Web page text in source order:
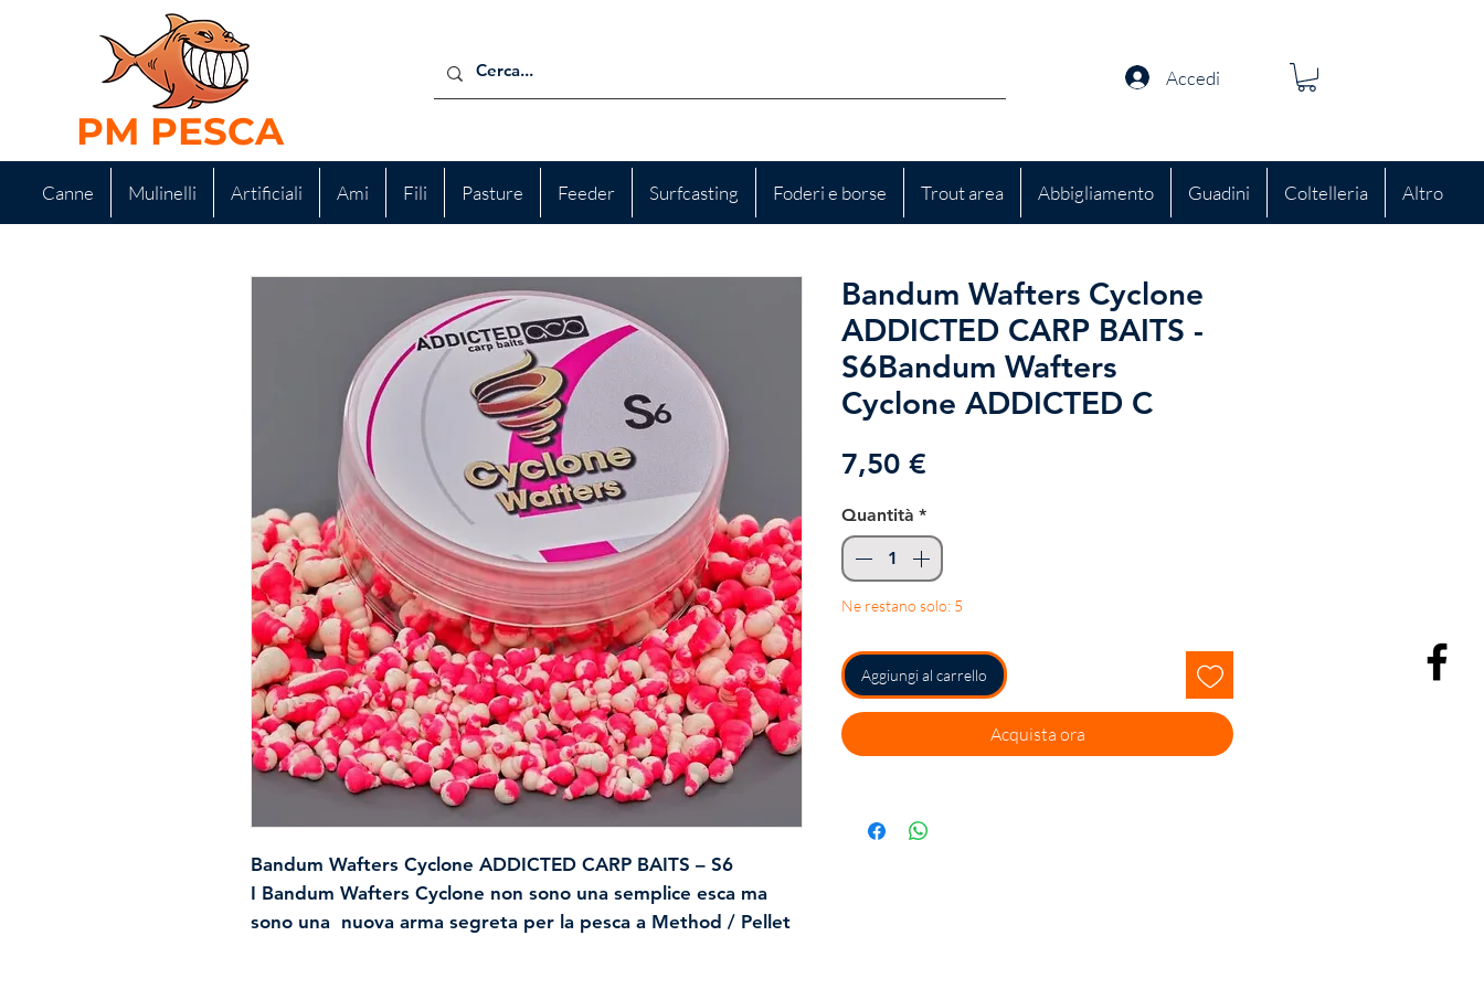
PM PESCA
Accedi
Canne Mulinelli Artificiali Ami Fili Pasture Feeder Surfcasting Foderi e borse Trout area Abbigliamento Guadini Coltelleria Altro
Bandum Wafters Cyclone ADDICTED CARP BAITS – S6
I Bandum Wafters Cyclone non sono una semplice esca ma
sono una nuova arma segreta per la pesca a Method / Pellet
Bandum Wafters Cyclone
ADDICTED CARP BAITS -
S6Bandum Wafters
Cyclone ADDICTED C
7,50 €
Quantità *
Ne restano solo: 5
Aggiungi al carrello
Acquista ora